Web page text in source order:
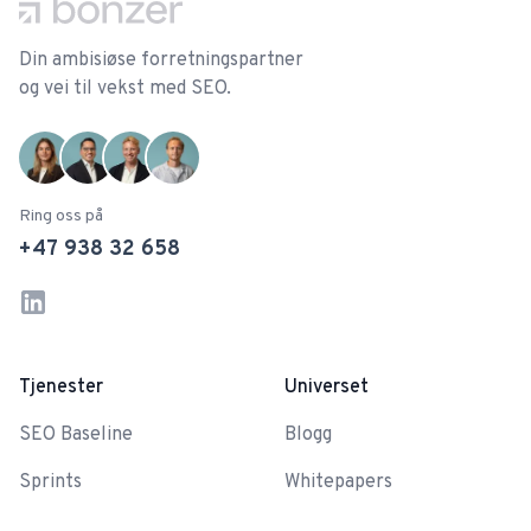
Din ambisiøse forretningspartner
og vei til vekst med SEO.
Ring oss på
+47 938 32 658
LinkedIn
Tjenester
SEO Baseline
Sprints
Universet
Blogg
Whitepapers